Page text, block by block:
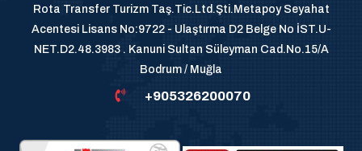
Rota Transfer Turizm Taş.Tic.Ltd.Şti.Metapoy Seyahat
Acentesi Lisans No:9722 - Ulaştırma D2 Belge No İST.U-
NET.D2.48.3983 . Kanuni Sultan Süleyman Cad.No.15/A
Bodrum / Muğla
+905326200070